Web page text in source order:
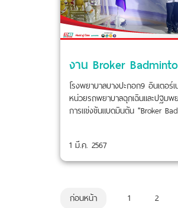
โรงพยาบาลบางปะกอก9 อินเตอ
หน่วยรถพยาบาลฉุกเฉินและปฐม
การแข่งขันแบดมินตัน "Broker
1 มี.ค. 2567
ก่อนหน้า 1 2